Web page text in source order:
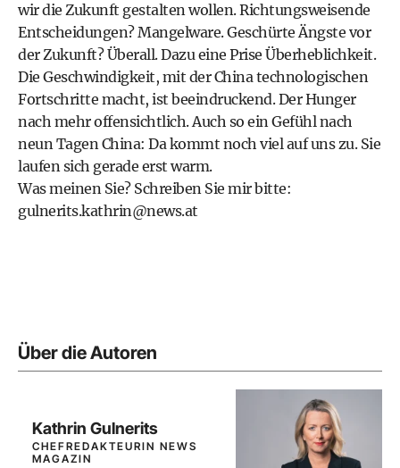
wir die Zukunft gestalten wollen. Richtungsweisende
Entscheidungen? Mangelware. Geschürte Ängste vor
der Zukunft? Überall. Dazu eine Prise Überheblichkeit.
Die Geschwindigkeit, mit der China technologischen
Fortschritte macht, ist beeindruckend. Der Hunger
nach mehr offensichtlich. Auch so ein Gefühl nach
neun Tagen China: Da kommt noch viel auf uns zu. Sie
laufen sich gerade erst warm.
Was meinen Sie? Schreiben Sie mir bitte:
gulnerits.kathrin@news.at
Über die Autoren
Kathrin Gulnerits
CHEFREDAKTEURIN NEWS
MAGAZIN